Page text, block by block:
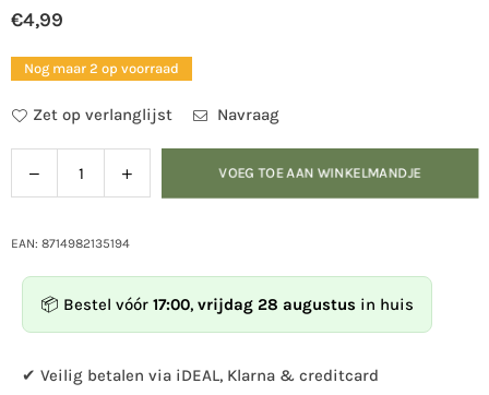
Normale
prijs
€4,99
Nog maar 2 op voorraad
Zet op verlanglijst Navraag
Hoeveelheid
Verlaag
de
voor
vogels
op
Verhoog
de
vogels
op
VOEG TOE AAN WINKELMANDJE
EAN: 8714982135194
📦 Bestel vóór 17:00, vrijdag 28 augustus in huis
✔ Veilig betalen via iDEAL, Klarna & creditcard